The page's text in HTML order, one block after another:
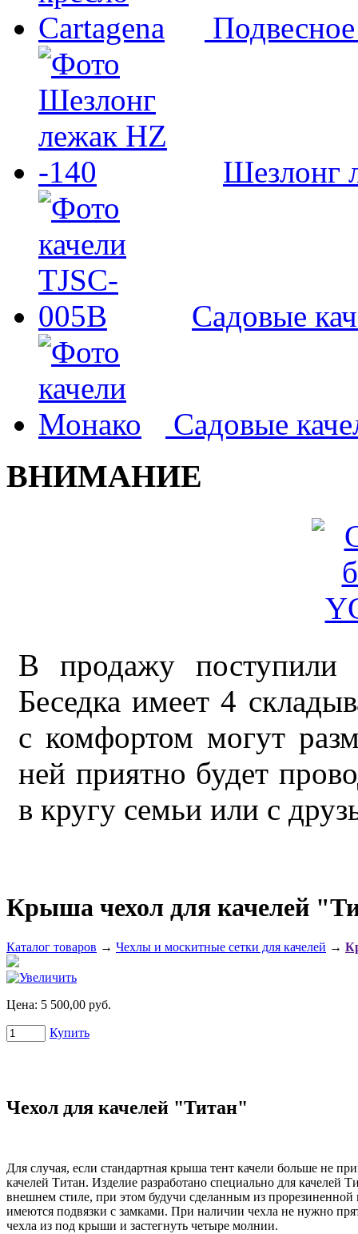
Шезлонг
Садовые
Садовые
ВНИМАНИЕ
В продажу поступили
Беседка имеет 4
с комфортом могут
ней приятно будет
в кругу семьи или с
Крыша чехол для качелей
Каталог товаров → Чехлы и москитные сетки для качелей →
Цена: 5 500,00 руб.
Купить
Чехол для качелей "Титан"
Для случая, если стандартная крыша тент качели больше не
качелей Титан. Изделие разработано специально для
внешнем стиле, при этом будучи сделанным из
имеются подвязки с замками. При наличии чехла не нужно
чехла из под крыши и застегнуть четыре молнии.